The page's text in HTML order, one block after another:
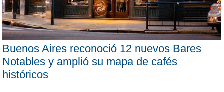
Buenos Aires reconoció 12 nuevos Bares
Notables y amplió su mapa de cafés
históricos